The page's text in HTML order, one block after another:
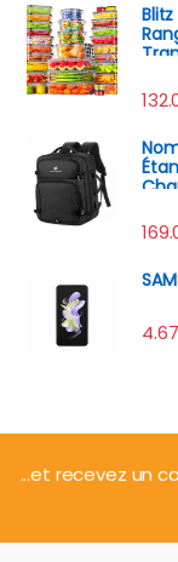
...et recevez un